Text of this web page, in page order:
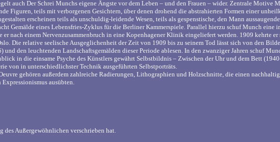
auch Der Schrei Munchs eigene Ängste vor dem Leben – und den Frauen – wider. Zentrale Motive
Figuren, teils mit verborgenen Gesichtern, über denen drohend die abstrahierten Formen einer
erscheinen teils als unschuldig-leidende Wesen, teils als gespenstische, den Mann
Gemälde eines Lebensfries-Zyklus für die Berliner Kammerspiele. Parallel hierzu schuf Munch eine
er nach einem Nervenzusammenbruch in eine Kopenhagener Klinik eingeliefert werden. 1909 kehrte
Die relative seelische Ausgeglichenheit der Zeit von 1909 bis zu seinem Tod lässt sich von den
und den leuchtenden Landschaftsgemälden dieser Periode ablesen. In den zwanziger Jahren schuf
in die einsame Psyche des Künstlers gewährt Selbstbildnis – Zwischen der Uhr und dem Bett
von in unterschiedlichster Technik ausgeführten Selbstporträts.
gehören außerdem zahlreiche Radierungen, Lithographien und Holzschnitte, die einen
ausübten.
des Außergewöhnlichen verschrieben hat.